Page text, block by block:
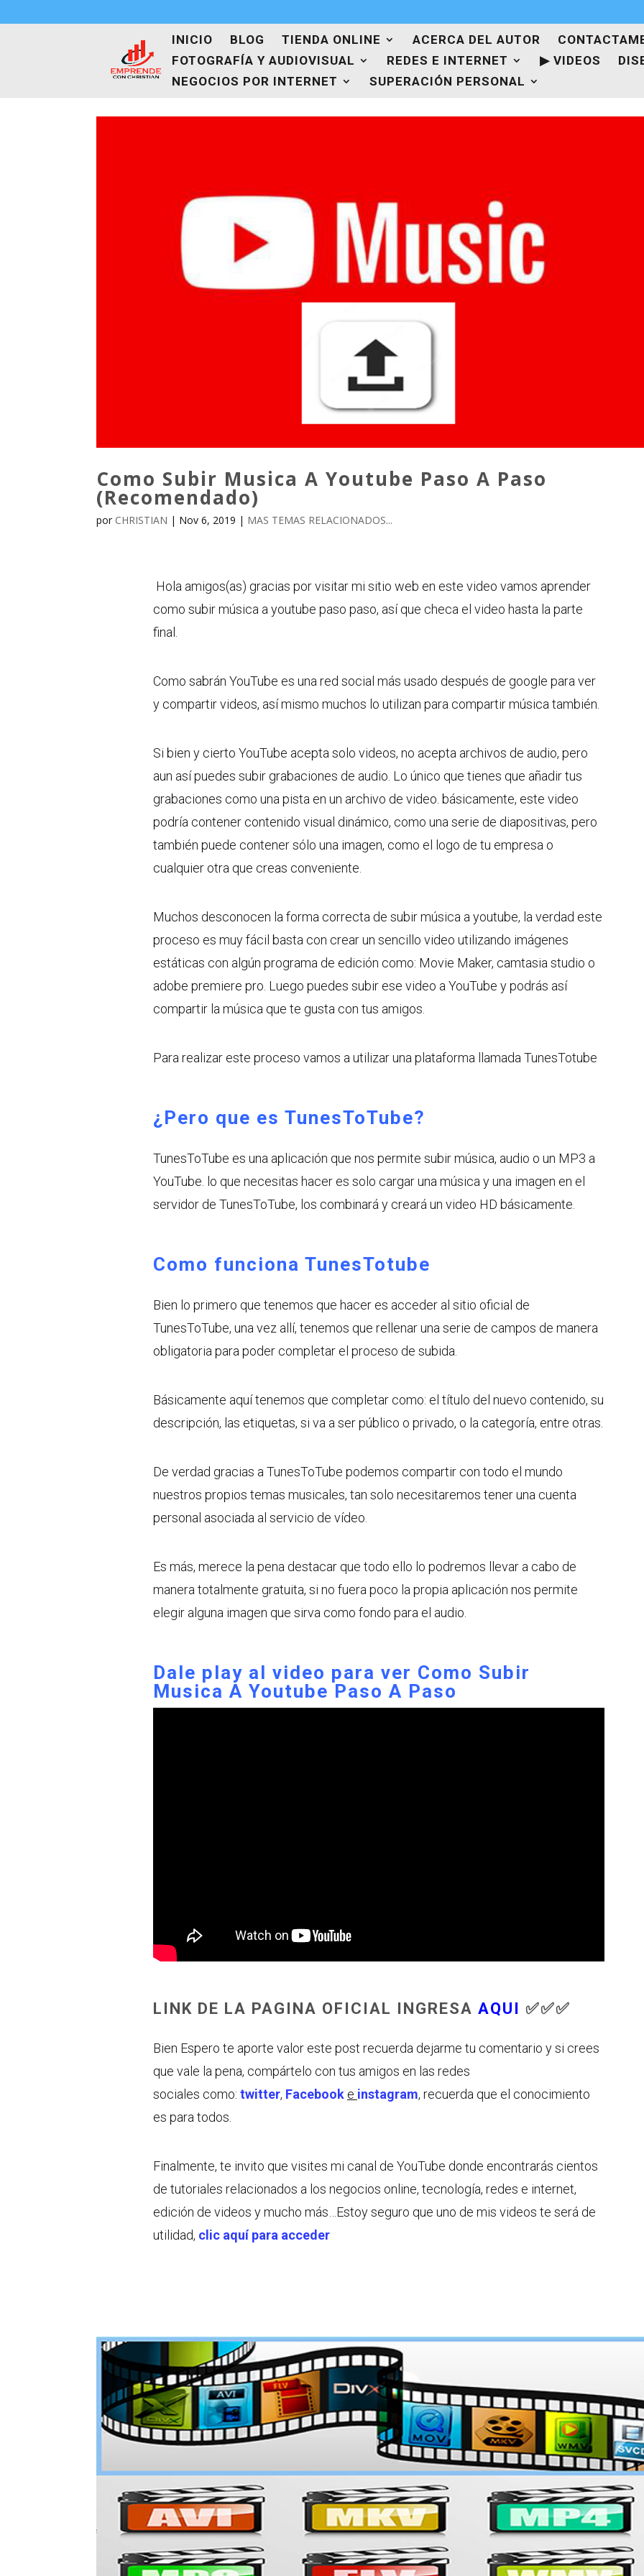
INICIO BLOG TIENDA ONLINE ACERCA DEL AUTOR
FOTOGRAFÍA Y AUDIOVISUAL
REDES E INTERNET ▶ VIDEOS
NEGOCIOS POR INTERNET
SUPERACIÓN PERSONAL
Como Subir Musica A Youtube Paso A Paso
(Recomendado)
por CHRISTIAN | Nov 6, 2019 | MAS TEMAS RELACIONADOS...
Hola amigos(as) gracias por visitar mi sitio web en este video vamos aprender
como subir música a youtube paso paso, así que checa el video hasta la parte
final.
Como sabrán YouTube es una red social más usado después de google para ver
y compartir videos, así mismo muchos lo utilizan para compartir música también.
Si bien y cierto YouTube acepta solo videos, no acepta archivos de audio, pero
aun así puedes subir grabaciones de audio. Lo único que tienes que añadir tus
grabaciones como una pista en un archivo de video. básicamente, este video
podría contener contenido visual dinámico, como una serie de diapositivas, pero
también puede contener sólo una imagen, como el logo de tu empresa o
cualquier otra que creas conveniente.
Muchos desconocen la forma correcta de subir música a youtube, la verdad este
proceso es muy fácil basta con crear un sencillo video utilizando imágenes
estáticas con algún programa de edición como: Movie Maker, camtasia studio o
adobe premiere pro. Luego puedes subir ese video a YouTube y podrás así
compartir la música que te gusta con tus amigos.
Para realizar este proceso vamos a utilizar una plataforma llamada TunesTotube
¿Pero que es TunesToTube?
TunesToTube es una aplicación que nos permite subir música, audio o un MP3 a
YouTube. lo que necesitas hacer es solo cargar una música y una imagen en el
servidor de TunesToTube, los combinará y creará un video HD básicamente.
Como funciona TunesTotube
Bien lo primero que tenemos que hacer es acceder al sitio oficial de
TunesToTube, una vez allí, tenemos que rellenar una serie de campos de manera
obligatoria para poder completar el proceso de subida.
Básicamente aquí tenemos que completar como: el título del nuevo contenido, su
descripción, las etiquetas, si va a ser público o privado, o la categoría, entre otras.
De verdad gracias a TunesToTube podemos compartir con todo el mundo
nuestros propios temas musicales, tan solo necesitaremos tener una cuenta
personal asociada al servicio de vídeo.
Es más, merece la pena destacar que todo ello lo podremos llevar a cabo de
manera totalmente gratuita, si no fuera poco la propia aplicación nos permite
elegir alguna imagen que sirva como fondo para el audio.
Dale play al video para ver Como Subir
Musica A Youtube Paso A Paso
LINK DE LA PAGINA OFICIAL INGRESA AQUI ✅✅✅
Bien Espero te aporte valor este post recuerda dejarme tu comentario y si crees
que vale la pena, compártelo con tus amigos en las redes
sociales como: twitter, Facebook e instagram, recuerda que el conocimiento
es para todos.
Finalmente, te invito que visites mi canal de YouTube donde encontrarás cientos
de tutoriales relacionados a los negocios online, tecnología, redes e internet,
edición de videos y mucho más…Estoy seguro que uno de mis videos te será de
utilidad, clic aquí para acceder